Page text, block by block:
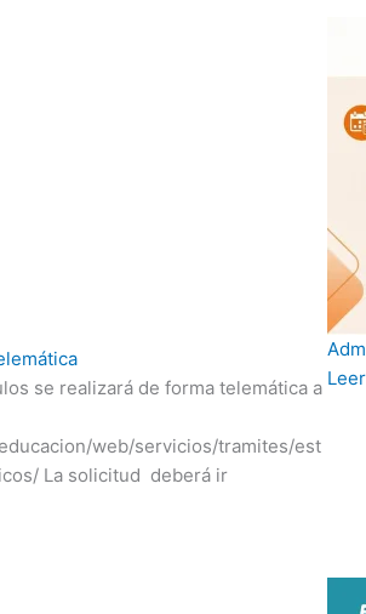
se realizará de forma telemática a
web/servicios/tramites/est
La solicitud deberá ir